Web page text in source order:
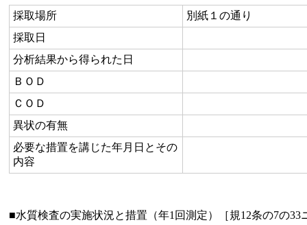
採取場所
別紙１の通り
採取日
分析結果から得られた日
ＢＯＤ
ＣＯＤ
異状の有無
必要な措置を講じた年月日とその
内容
■水質検査の実施状況と措置（年1回測定）［規12条の7の33